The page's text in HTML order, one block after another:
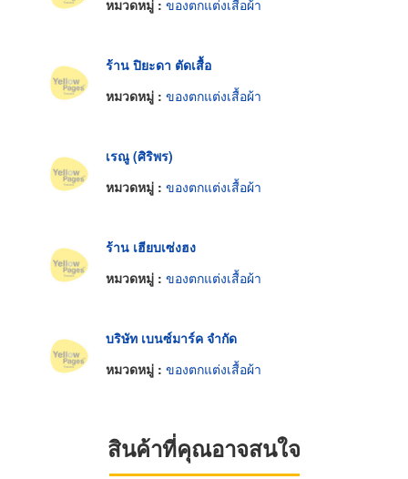
หมวดหมู่ : ของตกแต่งเสื้อผ้า
ร้าน ปิยะดา ตัดเสื้อ
หมวดหมู่ : ของตกแต่งเสื้อผ้า
เรณู (ศิริพร)
หมวดหมู่ : ของตกแต่งเสื้อผ้า
ร้าน เฮียบเซ่งฮง
หมวดหมู่ : ของตกแต่งเสื้อผ้า
บริษัท เบนซ์มาร์ค จำกัด
หมวดหมู่ : ของตกแต่งเสื้อผ้า
สินค้าที่คุณอาจสนใจ